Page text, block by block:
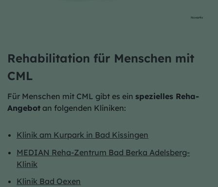
Novartis
Rehabilitation für Menschen mit
CML
Für Menschen mit CML gibt es ein spezielles Reha-
Angebot an folgenden Kliniken:
Klinik am Kurpark in Bad Kissingen
MEDIAN Reha-Zentrum Bad Berka Adelsberg-
Klinik
Klinik Bad Oexen